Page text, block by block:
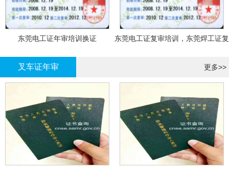
东莞电工证年审培训换证
东莞电工证复审培训，东莞焊工证复
叉车证年审 更多>>